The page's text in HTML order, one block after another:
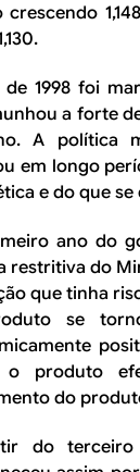
crescendo
1998 foi
a forte
A política
em longo
e do que se
ano do
restritiva do
que tinha
se
o produto
do
do